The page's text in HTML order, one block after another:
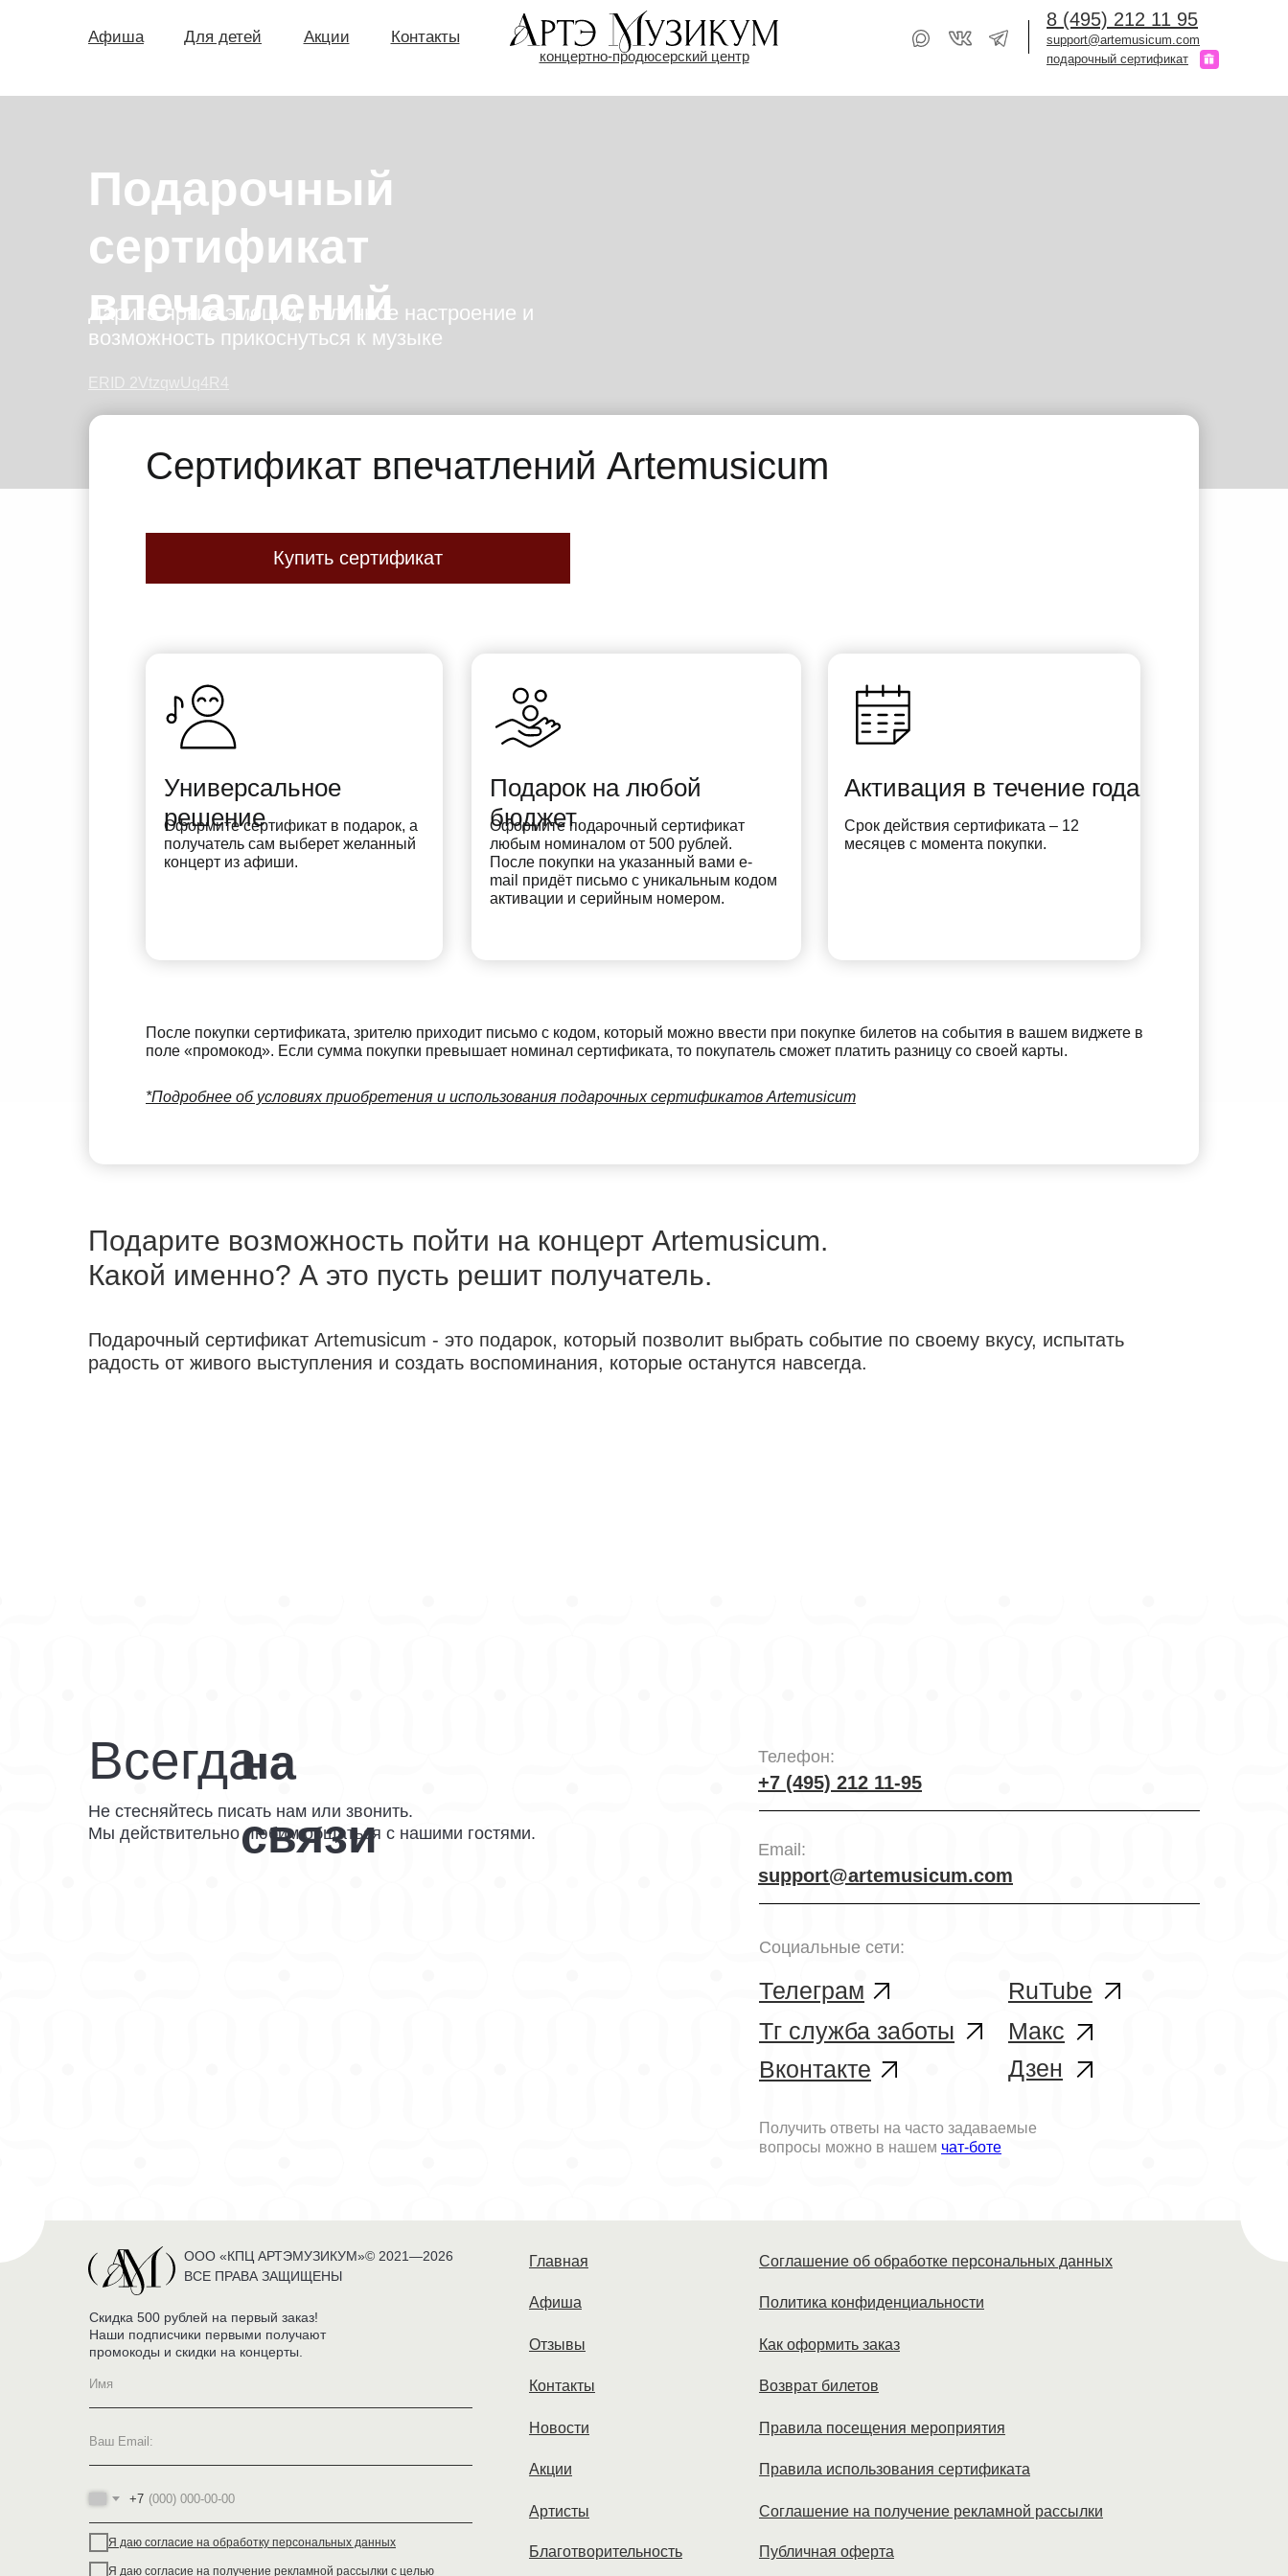
Афиша Для детей Акции Контакты
концертно-продюсерский центр
8 (495) 212 11 95
support@artemusicum.com
подарочный сертификат
Подарочный
сертификат
впечатлений
ERID 2VtzqwUq4R4
Дарите яркие эмоции, отличное настроение и
возможность прикоснуться к музыке
После покупки сертификата, зрителю приходит письмо с кодом, который можно ввести при покупке билетов на события в вашем виджете в
поле «промокод». Если сумма покупки превышает номинал сертификата, то покупатель сможет платить разницу со своей карты.
Купить сертификат
*Подробнее об условиях приобретения и использования подарочных сертификатов Artemusicum
Универсальное
решение
Активация в течение года
Срок действия сертификата – 12
месяцев с момента покупки.
Подарок на любой
бюджет
Оформите подарочный сертификат
любым номиналом от 500 рублей.
После покупки на указанный вами e-
mail придёт письмо с уникальным кодом
активации и серийным номером.
Оформите сертификат в подарок, а
получатель сам выберет желанный
концерт из афиши.
Сертификат впечатлений Artemusicum
Подарите возможность пойти на концерт Artemusicum.
Какой именно? А это пусть решит получатель.
Подарочный сертификат Artemusicum - это подарок, который позволит выбрать событие по своему вкусу, испытать
радость от живого выступления и создать воспоминания, которые останутся навсегда.
Всегдана
связи
Не стесняйтесь писать нам или звонить.
Мы действительно любим общаться с нашими гостями.
Социальные сети:
Телефон:
+7 (495) 212 11-95
Телеграм
RuTube
Макс
Дзен
Вконтакте
Email:
support@artemusicum.com
ООО «КПЦ АРТЭМУЗИКУМ»© 2021—2026
ВСЕ ПРАВА ЗАЩИЩЕНЫ
Скидка 500 рублей на первый заказ!
Наши подписчики первыми получают
промокоды и скидки на концерты.
Главная
Афиша
Отзывы
Контакты
Новости
Акции
Правила посещения мероприятия
Правила использования сертификата
Соглашение на получение рекламной рассылки
Публичная оферта
Политика конфиденциальности
Возврат билетов
Как оформить заказ
Благотворительность
Соглашение об обработке персональных данных
Получить ответы на часто задаваемые
вопросы можно в нашем чат-боте
Артисты
Тг служба заботы
+7
Я даю согласие на обработку персональных данных
Я даю согласие на получение рекламной рассылки с целью